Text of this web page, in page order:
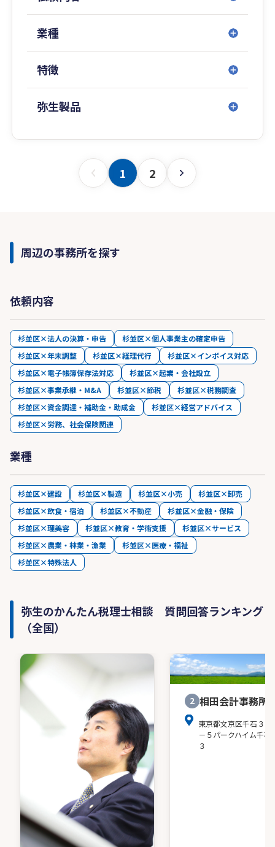
業種
特徴
弥生製品
1 2
周辺の事務所を探す
依頼内容
杉並区×法人の決算・申告
杉並区×個人事業主の確定申告
杉並区×年末調整
杉並区×経理代行
杉並区×インボイス対応
杉並区×電子帳簿保存法対応
杉並区×起業・会社設立
杉並区×事業承継・M&A
杉並区×節税
杉並区×税務調査
杉並区×資金調達・補助金・助成金
杉並区×経営アドバイス
杉並区×労務、社会保険関連
業種
杉並区×建設 杉並区×製造 杉並区×小売
杉並区×卸売
杉並区×飲食・宿泊
杉並区×不動産
杉並区×金融・保険
杉並区×理美容
杉並区×教育・学術支援
杉並区×サービス
杉並区×農業・林業・漁業
杉並区×医療・福祉
杉並区×特殊法人
弥生のかんたん税理士相談 質問回答ランキング
（全国）
2 相田会計事務所
東京都文京区千石３－
－５パークハイム千石
３